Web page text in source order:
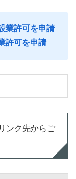
業許可を申請
許可を申請
ンク先からご